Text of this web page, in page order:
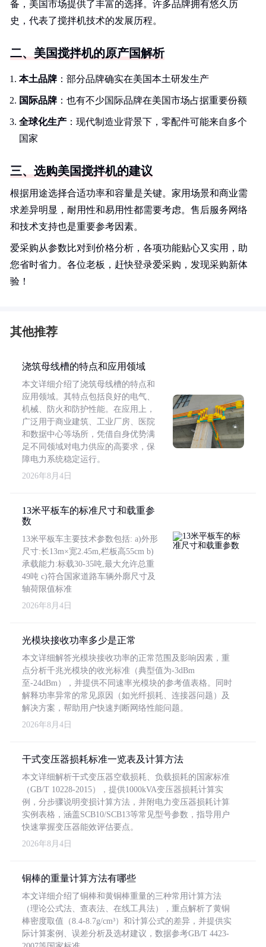
备，美国市场提供了丰富的选择。许多品牌拥有悠久历
史，代表了搅拌机技术的发展历程。
二、美国搅拌机的原产国解析
本土品牌 ：部分品牌确实在美国本土研发生产
国际品牌 ：也有不少国际品牌在美国市场占据重要份额
全球化生产 ：现代制造业背景下，零配件可能来自多个
国家
三、选购美国搅拌机的建议
根据用途选择合适功率和容量是关键。家用场景和商业需
求差异明显，耐用性和易用性都需要考虑。售后服务网络
和技术支持也是重要参考因素。
爱采购从参数比对到价格分析，各项功能贴心又实用，助
您省时省力。各位老板，赶快登录爱采购，发现采购新体
验！
其他推荐
浇筑母线槽的特点和应用领域
本文详细介绍了浇筑母线槽的特点和
应用领域。其特点包括良好的电气、
机械、防火和防护性能。在应用上，
广泛用于商业建筑、工业厂房、医院
和数据中心等场所，凭借自身优势满
足不同领域对电力供应的高要求，保
障电力系统稳定运行。
2026年8月4日
13米平板车的标准尺寸和载重参
数
13米平板车主要技术参数包括: a)外形
尺寸:长13m×宽2.45m,栏板高55cm b)
承载能力:标载30-35吨,最大允许总重
49吨 c)符合国家道路车辆外廓尺寸及
轴荷限值标准
2026年8月4日
光模块接收功率多少是正常
本文详细解答光模块接收功率的正常范围及影响因素，重
点分析千兆光模块的收光标准（典型值为-3dBm
至-24dBm），并提供不同速率光模块的参考值表格。同时
解释功率异常的常见原因（如光纤损耗、连接器问题）及
解决方案，帮助用户快速判断网络性能问题。
2026年8月4日
干式变压器损耗标准一览表及计算方法
本文详细解析干式变压器空载损耗、负载损耗的国家标准
（GB/T 10228-2015），提供1000kVA变压器损耗计算实
例，分步骤说明变损计算方法，并附电力变压器损耗计算
实例表格，涵盖SCB10/SCB13等常见型号参数，指导用户
快速掌握变压器能效评估要点。
2026年8月4日
铜棒的重量计算方法有哪些
本文详细介绍了铜棒和黄铜棒重量的三种常用计算方法
（理论公式法、查表法、在线工具法），重点解析了黄铜
棒密度取值（8.4-8.7g/cm³）和计算公式的差异，并提供实
际计算案例、误差分析及选材建议，数据参考GB/T 4423-